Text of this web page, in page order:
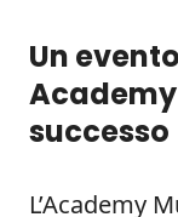
Un
successo
L’Academy